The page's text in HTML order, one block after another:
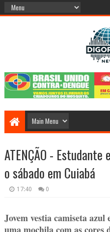
ATENÇÃO -
o sábado em Cuiabá
17:40 0
Jovem vestia camiseta